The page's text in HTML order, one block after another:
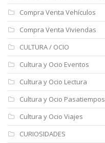
Compra Venta Vehículos
Compra Venta Viviendas
CULTURA / OCIO
Cultura y Ocio Eventos
Cultura y Ocio Lectura
Cultura y Ocio Pasatiempos
Cultura y Ocio Viajes
CURIOSIDADES